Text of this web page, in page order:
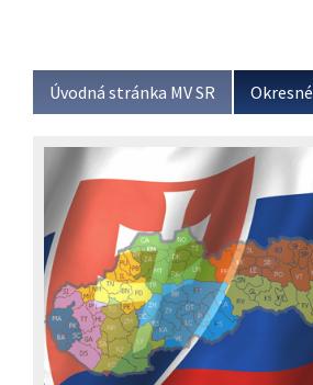
Úvodná stránka MV SR